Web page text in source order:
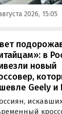
которые
2026, 15:05
в
новый
Geely и